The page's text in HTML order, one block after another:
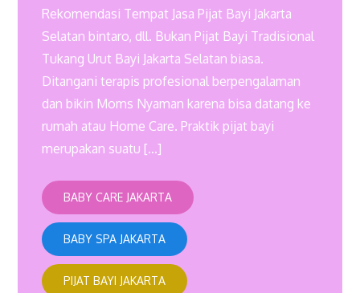
Rekomendasi Tempat Jasa Pijat Bayi Jakarta
Selatan bintaro, dll. Bukan Pijat Bayi Tradisional
Tukang Urut Bayi Jakarta Selatan biasa.
Ditangani terapis profesional berpengalaman
dan bikin Moms Nyaman karena bisa datang ke
rumah atau Home Care. Praktik pijat bayi
merupakan suatu […]
BABY CARE JAKARTA
BABY SPA JAKARTA
PIJAT BAYI JAKARTA